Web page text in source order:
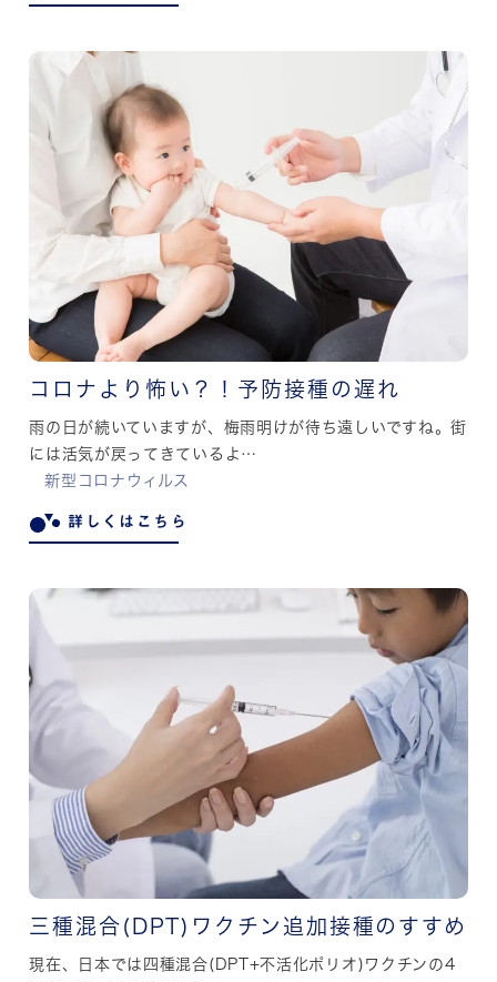
コロナより怖い？！予防接種の遅れ
雨の日が続いていますが、梅雨明けが待ち遠しいですね。街
には活気が戻ってきているよ…
新型コロナウィルス
詳しくはこちら
三種混合(DPT)ワクチン追加接種のすすめ
現在、日本では四種混合(DPT+不活化ポリオ)ワクチンの4